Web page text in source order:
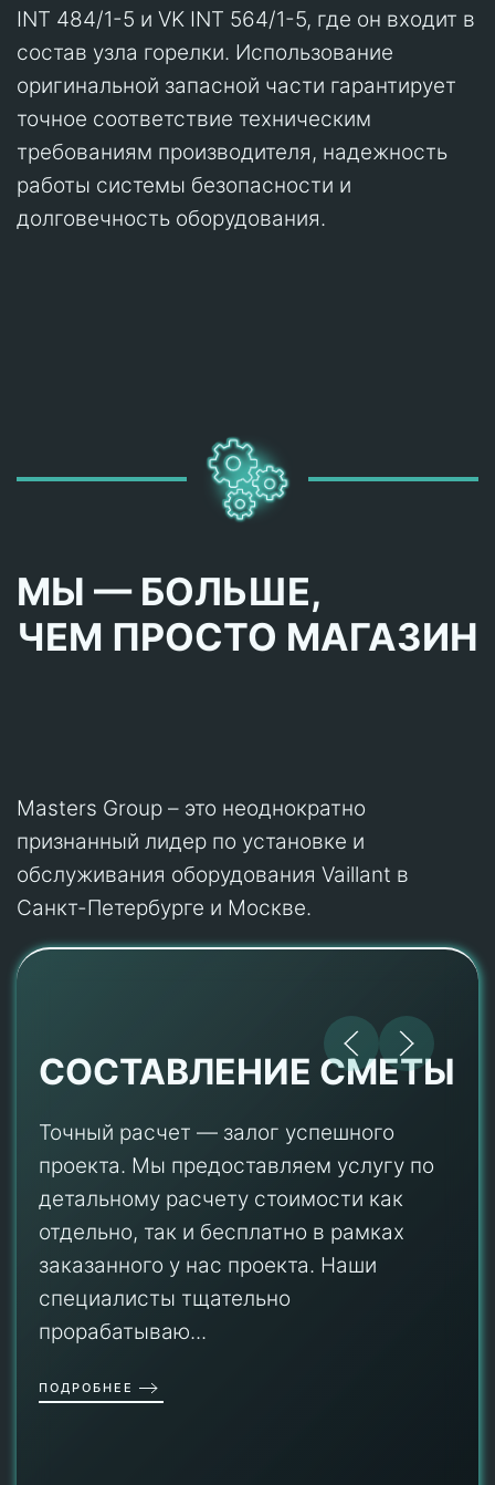
INT 484/1-5 и VK INT 564/1-5, где он входит в
состав узла горелки. Использование
оригинальной запасной части гарантирует
точное соответствие техническим
требованиям производителя, надежность
работы системы безопасности и
долговечность оборудования.
МЫ — БОЛЬШЕ,
ЧЕМ ПРОСТО МАГАЗИН
Masters Group – это неоднократно
признанный лидер по установке и
обслуживания оборудования Vaillant в
Санкт-Петербурге и Москве.
СОСТАВЛЕНИЕ СМЕТЫ
Точный расчет — залог успешного
проекта. Мы предоставляем услугу по
детальному расчету стоимости как
отдельно, так и бесплатно в рамках
заказанного у нас проекта. Наши
специалисты тщательно
прорабатываю...
ПОДРОБНЕЕ